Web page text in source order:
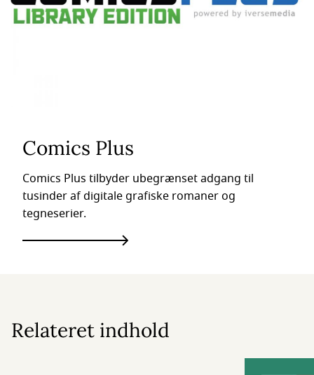
Comics Plus
Comics Plus tilbyder ubegrænset adgang til
tusinder af digitale grafiske romaner og
tegneserier.
Relateret indhold